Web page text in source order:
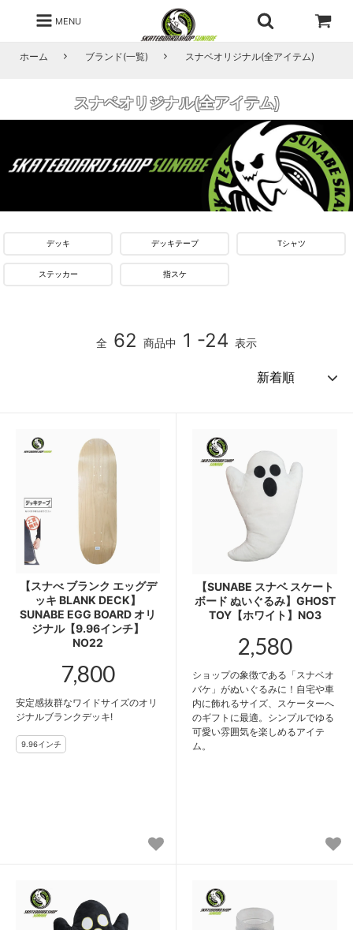
MENU
ホーム ブランド(一覧) スナベオリジナル(全アイテム)
スナベオリジナル(全アイテム)
デッキ デッキテープ Tシャツ
ステッカー 指スケ
全 62 商品中 1 -24 表示
【スナべ ブランク エッグデ
ッキ BLANK DECK】
SUNABE EGG BOARD オリ
ジナル【9.96インチ】
NO22
7,800
安定感抜群なワイドサイズのオリ
ジナルブランクデッキ!
【SUNABE スナベ スケート
ボード ぬいぐるみ】GHOST
TOY【ホワイト】NO3
2,580
ショップの象徴である「スナベオ
バケ」がぬいぐるみに！自宅や車
内に飾れるサイズ、スケーターへ
のギフトに最適。シンプルでゆる
可愛い雰囲気を楽しめるアイテ
ム。